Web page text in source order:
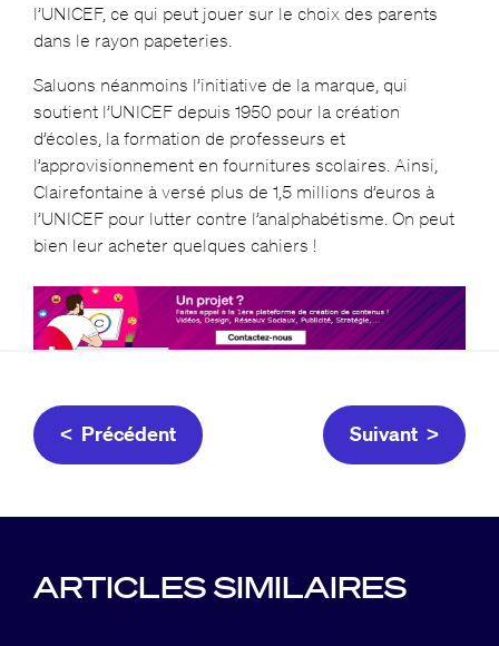
l’UNICEF, ce qui peut jouer sur le choix des parents
dans le rayon papeteries.
Saluons néanmoins l’initiative de la marque, qui
soutient l’UNICEF depuis 1950 pour la création
d’écoles, la formation de professeurs et
l’approvisionnement en fournitures scolaires. Ainsi,
Clairefontaine à versé plus de 1,5 millions d’euros à
l’UNICEF pour lutter contre l’analphabétisme. On peut
bien leur acheter quelques cahiers !
< Précédent Suivant >
ARTICLES SIMILAIRES